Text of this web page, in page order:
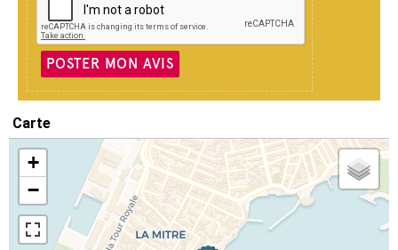
POSTER MON AVIS
Carte
+
−